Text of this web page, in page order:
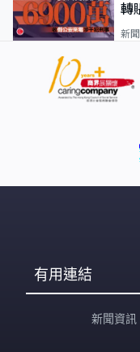
轉
新
有用連結
新聞資訊